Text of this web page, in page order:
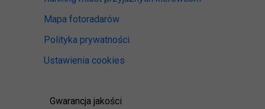
Mapa fotoradarów
Polityka prywatności
Ustawienia cookies
Gwarancja jakości